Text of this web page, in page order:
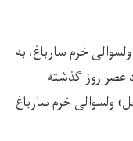
خرم سارباغ، به
عصر روز گذشته
ولسوالی خرم سارباغ